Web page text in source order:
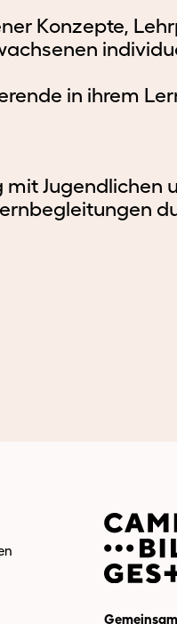
Konzepte,
in ihrem
mit Jugendlichen